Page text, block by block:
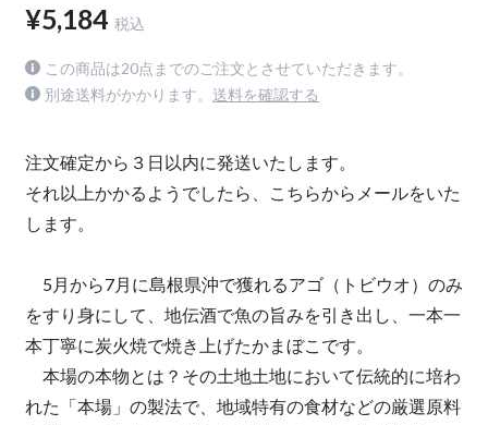
¥5,184 税込
この商品は20点までのご注文とさせていただきます。
別途送料がかかります。 送料を確認する
注文確定から３日以内に発送いたします。
それ以上かかるようでしたら、こちらからメールをいた
します。
5月から7月に島根県沖で獲れるアゴ（トビウオ）のみ
をすり身にして、地伝酒で魚の旨みを引き出し、一本一
本丁寧に炭火焼で焼き上げたかまぼこです。
本場の本物とは？その土地土地において伝統的に培わ
れた「本場」の製法で、地域特有の食材などの厳選原料